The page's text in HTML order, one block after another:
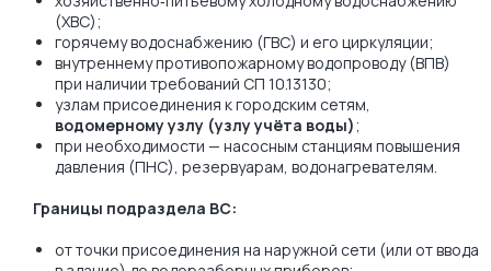
(ХВС);
горячему водоснабжению (ГВС) и его циркуляции;
внутреннему противопожарному водопроводу (ВПВ)
при наличии требований СП 10.13130;
узлам присоединения к городским сетям,
водомерному узлу (узлу учёта воды);
при необходимости — насосным станциям повышения
давления (ПНС), резервуарам, водонагревателям.
Границы подраздела ВС:
от точки присоединения на наружной сети (или от ввода